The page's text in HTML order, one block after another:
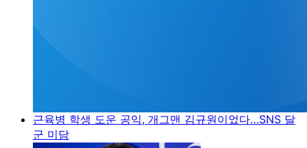
근육병 학생 도운 공익, 개그맨 김규원이었다…SNS 달
군 미담